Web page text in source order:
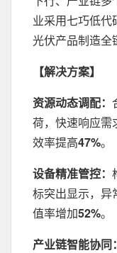
业采用七巧低代
光伏产品制造全
【解决方案】
资源动态调配：
荷，快速响应需
效率提高47%。
设备精准管控：
标突出显示，异
值率增加52%。
‌产业链智能协同：